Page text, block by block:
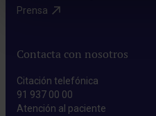
Prensa​
Contacta con nosotros
Citación telefónica
91 937 00 00
Atención al paciente